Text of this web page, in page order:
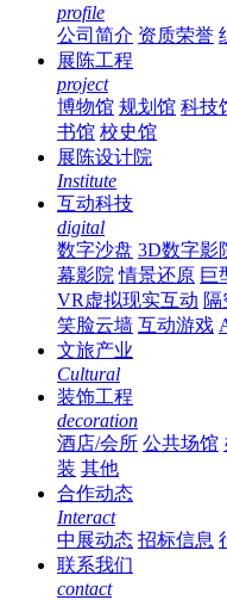
profile
公司简介 资质荣誉
展陈工程
project
博物馆 规划馆 科技
书馆 校史馆
展陈设计院
Institute
互动科技
digital
数字沙盘 3D数字影
幕影院 情景还原 巨
VR虚拟现实互动
笑脸云墙 互动游戏
文旅产业
Cultural
装饰工程
decoration
酒店/会所 公共场馆
装 其他
合作动态
Interact
中展动态 招标信息
联系我们
contact